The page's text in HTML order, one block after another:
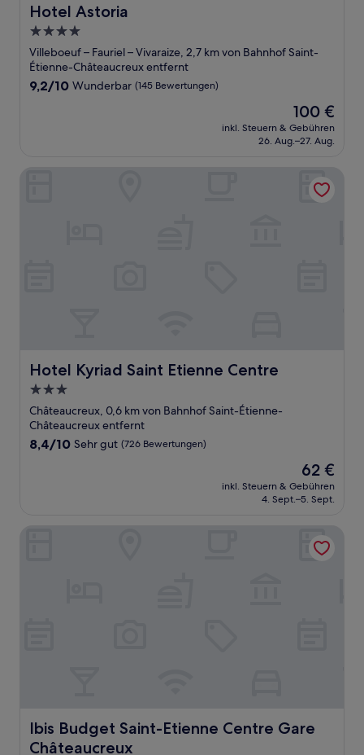
Hotel Astoria
Hotel Astoria
4.0-
Sterne-
Unterkunft
Villeboeuf – Fauriel – Vivaraize, 2,7 km von Bahnhof Saint-
Étienne-Châteaucreux entfernt
9.2
9,2/10 Wunderbar (145 Bewertungen)
Der
Preis
beträgt
100 €
inkl. Steuern & Gebühren
26. Aug.–27. Aug.
Hotel Kyriad Saint Etienne Centre
Hotel Kyriad Saint Etienne Centre
3.0-
Sterne-
Unterkunft
Châteaucreux, 0,6 km von Bahnhof Saint-Étienne-
Châteaucreux entfernt
8.4
Bewertungen)
8,4/10 Sehr gut (726 Bewertungen)
Der
Preis
beträgt
62 €
inkl. Steuern & Gebühren
4. Sept.–5. Sept.
Ibis Budget Saint-Etienne Centre Gare
Châteaucreux
Ibis Budget Saint-Etienne Centre Gare Châteaucreux
Ibis Budget Saint-Etienne Centre Gare Châteaucreux